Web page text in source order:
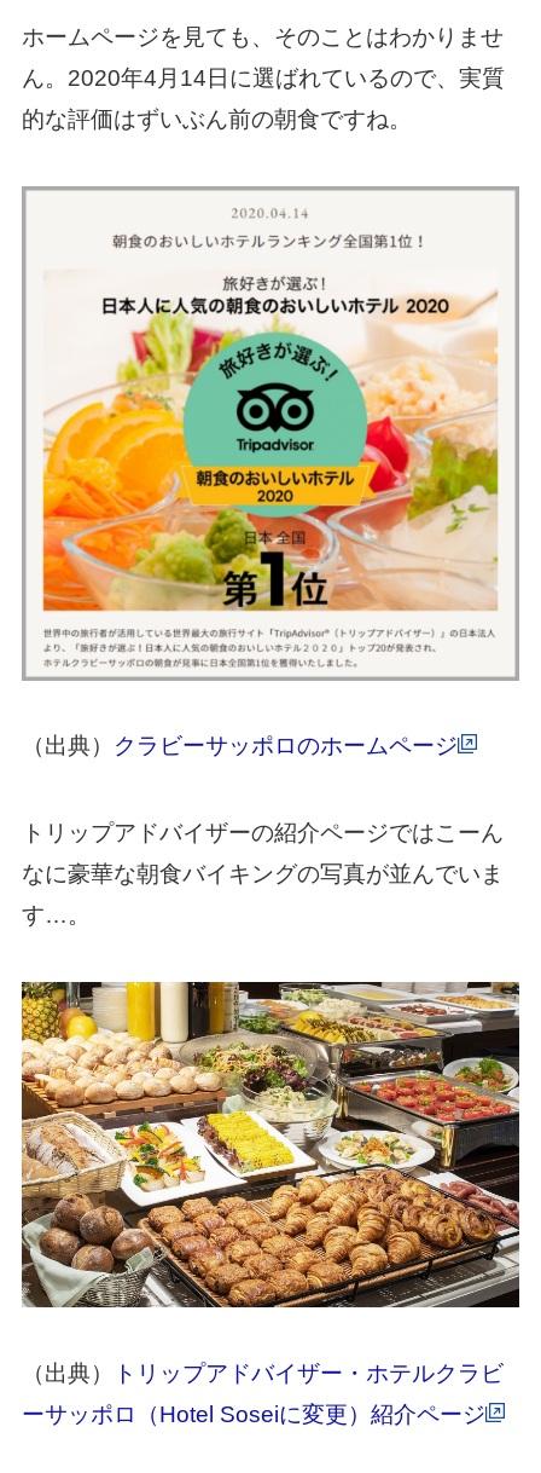
ホームページを見ても、そのことはわかりませ
ん。2020年4月14日に選ばれているので、実質
的な評価はずいぶん前の朝食ですね。
（出典） クラビーサッポロのホームページ
トリップアドバイザーの紹介ページではこーん
なに豪華な朝食バイキングの写真が並んでいま
す…。
（出典）
トリップアドバイザー・ホテルクラビ
ーサッポロ（Hotel Soseiに変更）紹介ページ